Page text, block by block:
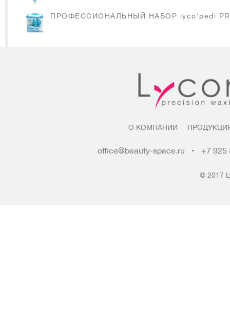
ПРОФЕССИОНАЛЬНЫЙ НАБОР lyco'pedi
О КОМПАНИИ
office@beauty-space.ru • +7 925
© 2017